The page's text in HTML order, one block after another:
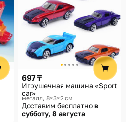
697 ₸
Игрушечная машина «Sport
car»
металл, 8×3×2 см
Доставим бесплатно в
субботу, 8 августа